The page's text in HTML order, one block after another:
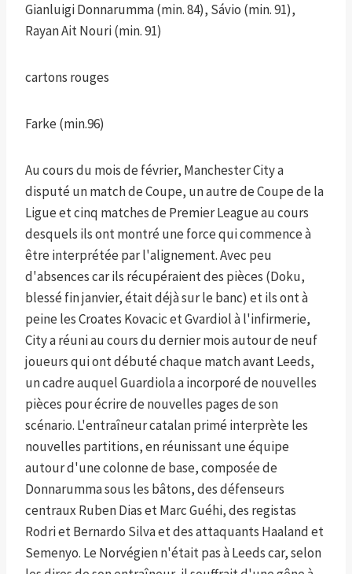
Gianluigi Donnarumma (min. 84), Sávio (min. 91),
Rayan Ait Nouri (min. 91)
cartons rouges
Farke (min.96)
Au cours du mois de février, Manchester City a
disputé un match de Coupe, un autre de Coupe de la
Ligue et cinq matches de Premier League au cours
desquels ils ont montré une force qui commence à
être interprétée par l'alignement. Avec peu
d'absences car ils récupéraient des pièces (Doku,
blessé fin janvier, était déjà sur le banc) et ils ont à
peine les Croates Kovacic et Gvardiol à l'infirmerie,
City a réuni au cours du dernier mois autour de neuf
joueurs qui ont débuté chaque match avant Leeds,
un cadre auquel Guardiola a incorporé de nouvelles
pièces pour écrire de nouvelles pages de son
scénario. L'entraîneur catalan primé interprète les
nouvelles partitions, en réunissant une équipe
autour d'une colonne de base, composée de
Donnarumma sous les bâtons, des défenseurs
centraux Ruben Dias et Marc Guéhi, des registas
Rodri et Bernardo Silva et des attaquants Haaland et
Semenyo. Le Norvégien n'était pas à Leeds car, selon